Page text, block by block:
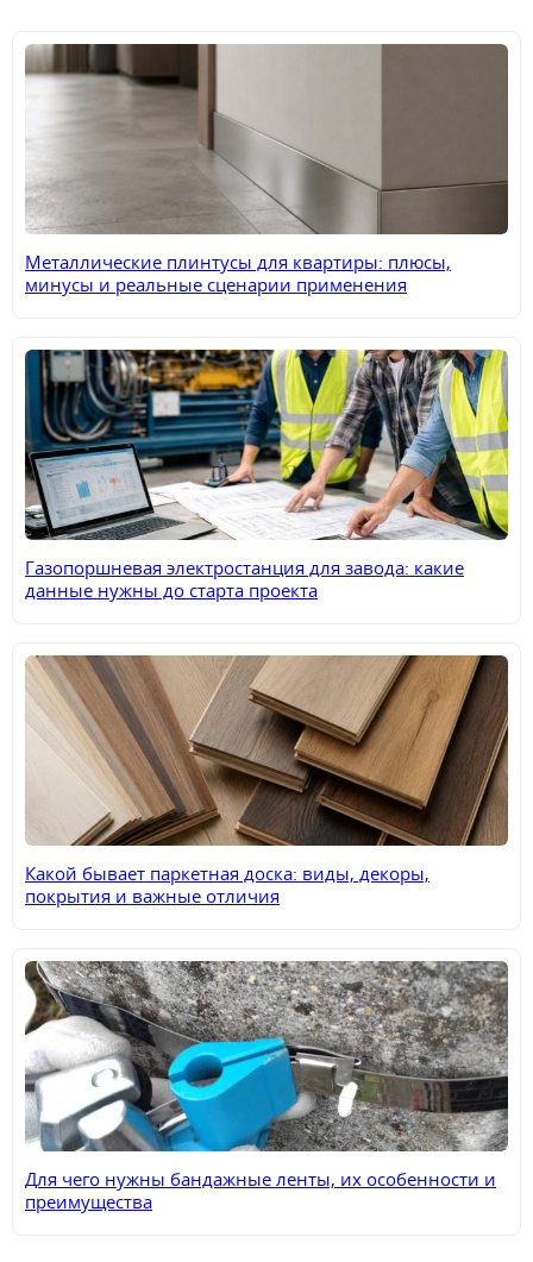
Металлические плинтусы для квартиры: плюсы,
минусы и реальные сценарии применения
Газопоршневая электростанция для завода: какие
данные нужны до старта проекта
Какой бывает паркетная доска: виды, декоры,
покрытия и важные отличия
Для чего нужны бандажные ленты, их особенности и
преимущества